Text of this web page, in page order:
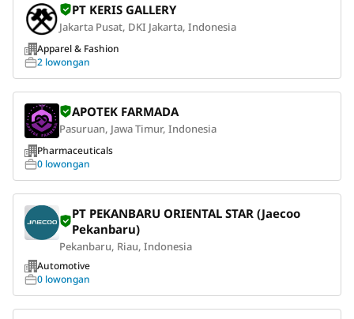
PT KERIS GALLERY
Jakarta Pusat, DKI Jakarta, Indonesia
Apparel & Fashion
2 lowongan
APOTEK FARMADA
Pasuruan, Jawa Timur, Indonesia
Pharmaceuticals
0 lowongan
PT PEKANBARU ORIENTAL STAR (Jaecoo
Pekanbaru)
Pekanbaru, Riau, Indonesia
Automotive
0 lowongan